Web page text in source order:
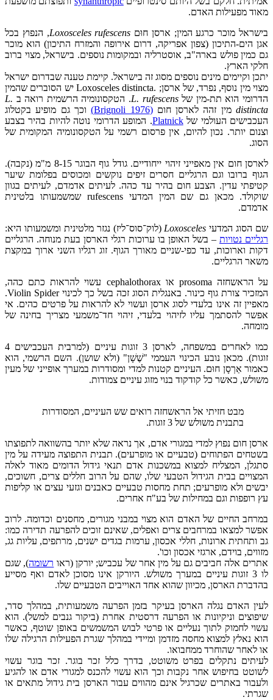
מאוד מפעילות האדם.
בישראל מוכר כרגע המין; ארסן חוּם Loxosceles rufescens, הנפוץ בכל
אגן הים-התיכון (צפון אפריקה, דרום אירופה והמזרח התיכון) הוא מוכר
גם כמין פולש בארה"ב, אוסטרליה ובמקומות נוספים. בישראל, מצוי ברוב
חלקי הארץ.
יתכן וקיימים מינים נוספים מסוג זה בישראל. קיימת טענה שבדרום ישראל
מצוי מין נוסף, נפרד, של ארסן; .Loxosceles distincta יש הסוברים שהמין
הדרומי הוא תת-מין שלL. rufescens. הטקסונומיה הרשמית רואה ב L.
distinctaמין זהה לארסן חום(Brignoli 1976)
וכך גם מופיע בקטלוג
העכבישים העולמי שלPlatnick. המופע הדרומי נוטה להיות בהיר בצבע
וצנום יותר. נכון להיום, אין פרסום רשמי על הטקסונומיה המקומית של
הסוג.
לארסן חום אין מאפייני זיהוי ייחודיים. גודל גוף הבוגר 8-15 מ"מ (נקבה).
הגוף ברובו וגם הרגליים חסרים זיפים נוקשים ומכוסים בפלומת שיער
קטיפתי עדין. הצבע חום בהיר עד כהה. לעיתים אדמדם, לעיתים בגוון
שוקולד. מכאן גם שם המין המדעי rufescens שמשמעותו בלטינית
אדמדם.
שם הסוג המדעי Loxosceles (לוק־סוס־ליז) נגזר מלטינית ומשמעותו היא:
רגליים נטויות – בשל האופן בו ערוכות רגלי הארסן בעת מנוחה. הרגליים
דקות וארוכות, עד כפי-שניים מאורך הגוף. זוג רגליו השני ארוך במקצת
משאר הרגליים.
על הראשחזה prosoma או cephalothorax עשוי להראות כתם כהה,
המזכיר צורת גוף כינור. באנגלית הסוג זכה בשל כך לכינוי Violin Spider.
מאפיין זה אינו בלעדי לסוג ארסן ועשוי לא להראות על פרטים כהים. אי
אפשר להסתמך עליו לזיהוי בלעדי, זיהוי חד־משמעי מצריך בחינה של
מומחה.
כמו לאחרים במשפחה, לארסן 3 זוגות עיניים (למרבית העכבישים 4
זוגות). מכאן נובע הכינוי העממי "שֶׁשָׁן" (ולא שושן). השם הרשמי, הוא
כאמור אַרְסָן חוּם. העיניים קטנות למדי ומסודרות במערך אופייני של מעין
משולש, כאשר כל קודקוד בנוי מזוג עיניים צמודות.
מבט חזיתי אל הראשחזה רואים שש העיניים, המסודרות
בתבנית משולש של 3 זוגות.
ארסן חום נפוץ למדי במגורי אדם, אך נראה שלא יותר בהשוואה לתפוצתו
בשטחים הפתוחים (טבעיים או מופרעים). תבנית התפוצה מעידה על מין
סתגלן, המצליח למצוא במשכנות אדם תנאי גידול הדומים מאוד לאלה
המצויים בבית הגידול הטבעי שלו, שהם על הרוב חללים צרים, חשוכים,
יבשים ולא מופרעים; תחת מחסות טבעיים כאבנים וגזעי עצים או קליפות
עץ רופפות וגם במחילות של בע"ח אחרים.
במרחב החיים של האדם הוא מצוי במבני מגורים, מחסנים וכדומה. לרוב
אפשר למצאו במרחבים צרים ואפלים, שאינם זוכים להפרעה תדירה כמו:
גב ותחתית ארונות, חללי אכסון, ערמות בגדים ישנים, מרתפים, עליות גג,
מזווים, בוידם, ארגזי אכסון וכו'.
אתרים אלה חביבים גם על מין אחר של עכביש; יורקן (ראו רשומה), שגם
לו 3 זוגות עיניים במערך משולש. היורקן אינו מסוכן לאדם ואף מסייע
בהדברת הארסן, מכיוון שהוא אחד האוייבים הטבעיים שלו.
לעין האדם נגלה הארסן בעיקר בזמן הפרעה משמעותית, במהלך סדר,
שיפוצים וניקיונות או הפרעה דרסטית אחרת (ביקור גנבים למשל). הוא
עשוי לחמוק לתוך נעליים או פרטי לבוש המשמשים באופן שוטף, כאשר
הוא נאלץ למצוא מחסה מזדמן ומיידי במהלך שגרת הפעילות הרגילה שלו
או לאחר שהוחרד ממחבואו.
לעיתים נתקלים בפרט משוטט, בדרך כלל זכר בוגר. זכר בוגר עשוי
לשוטט בחיפוש אחר נקבות וכך הוא עשוי להכנס למגורי אדם או להגיע
ולעבור באתרים שכרגיל אינם מהווים עבור הארסן בית גידול מתאים או
שגרתי.